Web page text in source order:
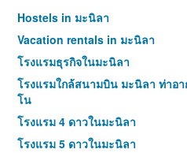
Hostels in มะนิลา
Vacation rentals in มะนิลา
โรงแรมธุรกิจในมะนิลา
โรงแรมใกล้สนามบิน มะนิลา ท่าอ
โน
โรงแรม 4 ดาวในมะนิลา
โรงแรม 5 ดาวในมะนิลา